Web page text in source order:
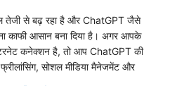
तेजी से बढ़ रहा है और ChatGPT जैसे
काफी आसान बना दिया है। अगर आपके
कनेक्शन है, तो आप ChatGPT की
सोशल मीडिया मैनेजमेंट और